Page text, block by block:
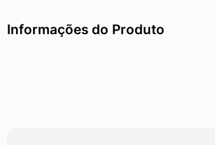
Informações do Produto